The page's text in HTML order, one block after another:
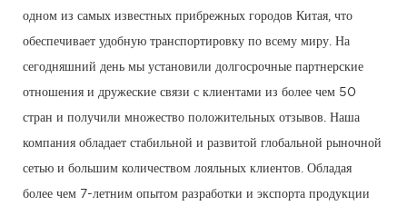
одном из самых известных прибрежных городов Китая, что
обеспечивает удобную транспортировку по всему миру. На
сегодняшний день мы установили долгосрочные партнерские
отношения и дружеские связи с клиентами из более чем 50
стран и получили множество положительных отзывов. Наша
компания обладает стабильной и развитой глобальной рыночной
сетью и большим количеством лояльных клиентов. Обладая
более чем 7-летним опытом разработки и экспорта продукции